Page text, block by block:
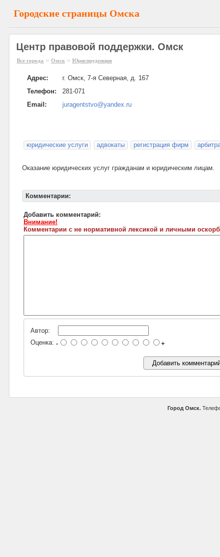
Городские страницы Омска
Центр правовой поддержки. Омск
Все города » Омск » Юриспруденция
Адрес:
г. Омск, 7-я Северная, д. 167
Телефон:
281-071
Email:
juragentstvo@yandex.ru
юридические услуги адвокаты регистрация фирм
Оказание юридических услуг гражданам и юридическим лицам.
Комментарии:
Добавить комментарий:
Внимание!
Комментарии с не нормативной лексикой и личными
Автор:
Оценка: - +
Город Омск.